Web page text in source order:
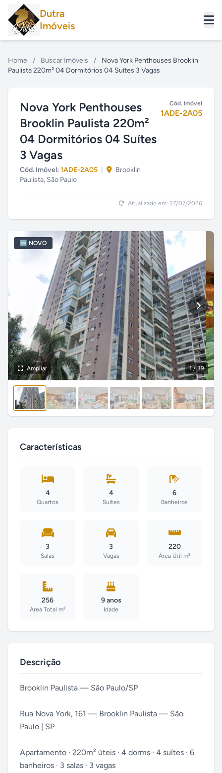
Dutra
Imóveis
Home / Buscar Imóveis /
Nova York Penthouses Brooklin
Paulista 220m² 04 Dormitórios 04 Suítes 3 Vagas
Nova York Penthouses
Brooklin Paulista 220m²
04 Dormitórios 04 Suítes
3 Vagas
Cód. Imóvel: 1ADE-2A05
Brooklin
Paulista, São Paulo
Cód. Imóvel
1ADE-2A05
Atualizado em: 27/07/2026
1/ 39
🆕 NOVO
Ampliar
Características
4
Quartos
4
Suítes
6
Banheiros
3
Salas
3
Vagas
220
Área Útil m²
256
Área Total m²
9 anos
Idade
Descrição
Brooklin Paulista — São Paulo/SP
Rua Nova York, 161 — Brooklin Paulista — São
Paulo | SP
Apartamento · 220m² úteis · 4 dorms · 4 suítes · 6
banheiros · 3 salas · 3 vagas